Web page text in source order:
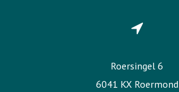
Roersingel 6
6041 KX Roermond